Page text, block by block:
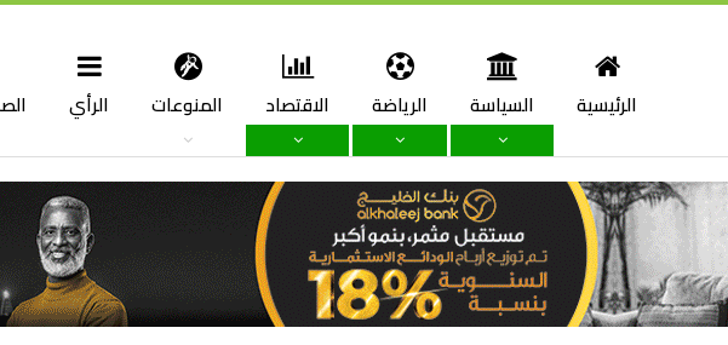
الرئيسية السياسة الرياضة الاقتصاد المنوعات الرأي